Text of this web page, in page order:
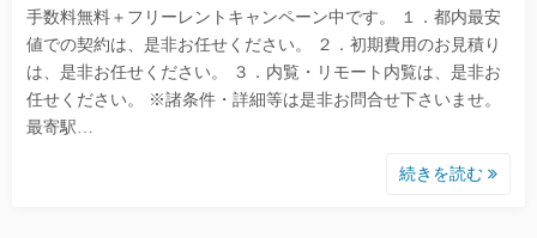
手数料無料＋フリーレントキャンペーン中です。 １．都内最安
値での契約は、是非お任せください。 ２．初期費用のお見積り
は、是非お任せください。 ３．内覧・リモート内覧は、是非お
任せください。 ※諸条件・詳細等は是非お問合せ下さいませ。
最寄駅…
続きを読む